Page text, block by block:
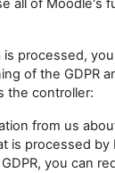
all of Moodle's
processed,
of the GDPR
the controller:
from us
is processed by
you can